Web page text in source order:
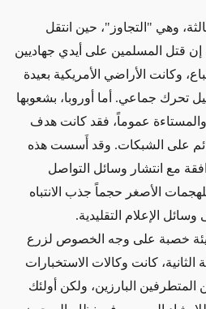
وهي "التجاوز"، حين انتقل
إن قتل المسلمين على أيدي جهاديين
وكانت الأراضي الأمريكية بعيدة
تحرك جماعي. أما أوروبا، بشعوبها
والمستاءة عموماً، فقد كانت هدف
على الشبكات. وقد أَسست هذه
مع انتشار وسائل التواصل
الأصغر حجماً جذب الانتباه
الإعلام التقليدية.
خصبة على وجه الخصوص لزرع
الثانية، كانت وكالات الاستخبارات
البارزين، ولكن أولئك